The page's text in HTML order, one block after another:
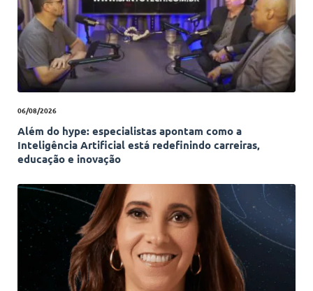
06/08/2026
Além do hype: especialistas apontam como a
Inteligência Artificial está redefinindo carreiras,
educação e inovação